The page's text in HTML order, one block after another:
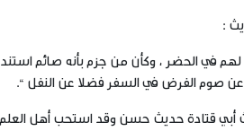
:
في الحضر ، وكأن من جزم بأنه صائم استند
صوم الفرض في السفر فضلا عن النفل “.
أبي قتادة حديث حسن وقد استحب أهل العلم